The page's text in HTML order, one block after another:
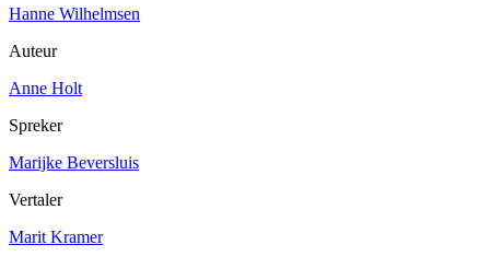
Hanne Wilhelmsen
Auteur
Anne Holt
Spreker
Marijke Beversluis
Vertaler
Marit Kramer